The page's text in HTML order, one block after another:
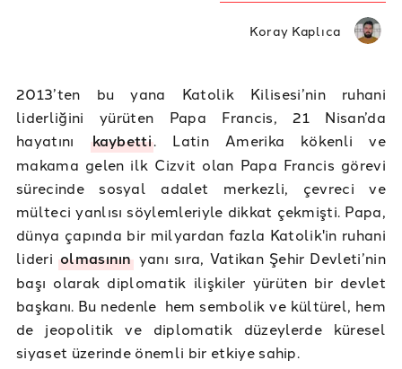
Koray Kaplıca
2013’ten bu yana Katolik Kilisesi’nin ruhani
liderliğini yürüten Papa Francis, 21 Nisan’da
hayatını kaybetti. Latin Amerika kökenli ve
makama gelen ilk Cizvit olan Papa Francis görevi
sürecinde sosyal adalet merkezli, çevreci ve
mülteci yanlısı söylemleriyle dikkat çekmişti. Papa,
dünya çapında bir milyardan fazla Katolik'in ruhani
lideri olmasınınyanı sıra, Vatikan Şehir Devleti’nin
başı olarak diplomatik ilişkiler yürüten bir devlet
başkanı. Bu nedenle hem sembolik ve kültürel, hem
de jeopolitik ve diplomatik düzeylerde küresel
siyaset üzerinde önemli bir etkiye sahip.